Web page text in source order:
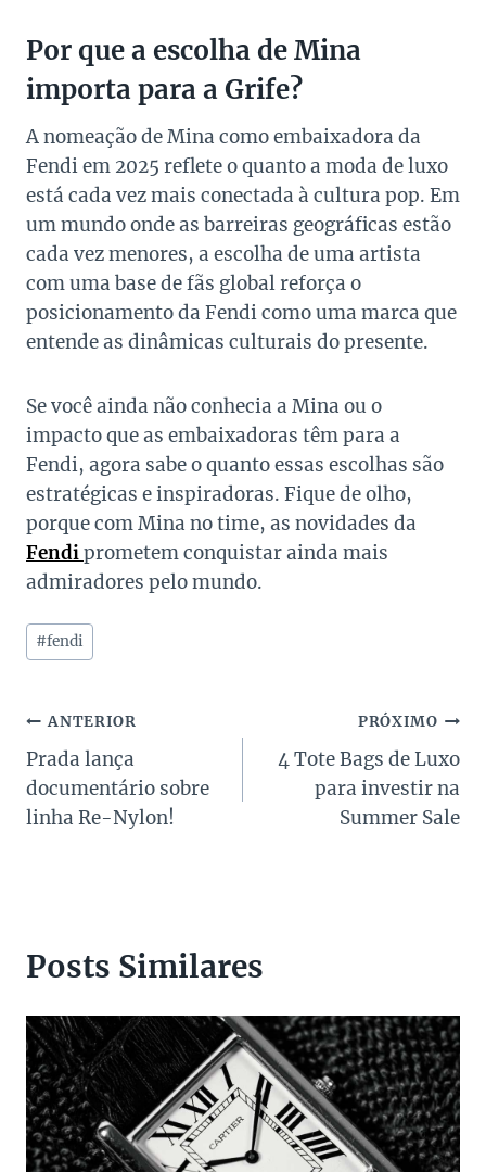
Por que a escolha de Mina
importa para a Grife?
A nomeação de Mina como embaixadora da
Fendi em 2025 reflete o quanto a moda de luxo
está cada vez mais conectada à cultura pop. Em
um mundo onde as barreiras geográficas estão
cada vez menores, a escolha de uma artista
com uma base de fãs global reforça o
posicionamento da Fendi como uma marca que
entende as dinâmicas culturais do presente.
Se você ainda não conhecia a Mina ou o
impacto que as embaixadoras têm para a
Fendi, agora sabe o quanto essas escolhas são
estratégicas e inspiradoras. Fique de olho,
porque com Mina no time, as novidades da
Fendiprometem conquistar ainda mais
admiradores pelo mundo.
Tags
do
#fendi
Navegação
de
Post
ANTERIOR
Prada lança
documentário sobre
linha Re-Nylon!
PRÓXIMO
4 Tote Bags de Luxo
para investir na
Summer Sale
Posts Similares